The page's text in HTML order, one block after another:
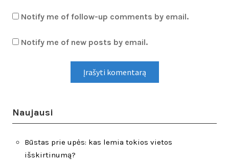
Notify me of follow-up comments by email.
Notify me of new posts by email.
Naujausi
Būstas prie upės: kas lemia tokios vietos
išskirtinumą?